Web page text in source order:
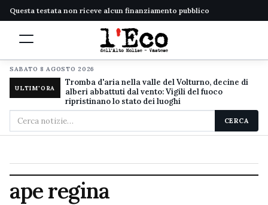
Questa testata non riceve alcun finanziamento pubblico
SABATO 8 AGOSTO 2026
ULTIM'ORA
Tromba d'aria nella valle del Volturno, decine di
alberi abbattuti dal vento: Vigili del fuoco
ripristinano lo stato dei luoghi
Cerca
nel
CERCA
ape regina